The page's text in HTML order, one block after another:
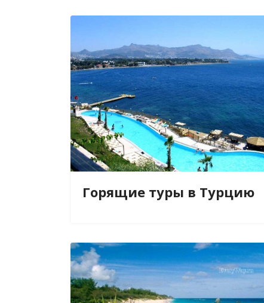
Горящие туры в Турцию